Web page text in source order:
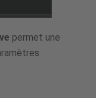
permet une